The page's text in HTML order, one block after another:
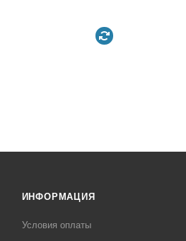
ИНФОРМАЦИЯ
Условия оплаты